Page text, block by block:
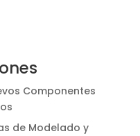
Componentes
de Modelado y